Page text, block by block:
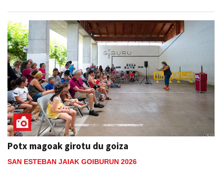
Potx magoak girotu du goiza
SAN ESTEBAN JAIAK GOIBURUN 2026